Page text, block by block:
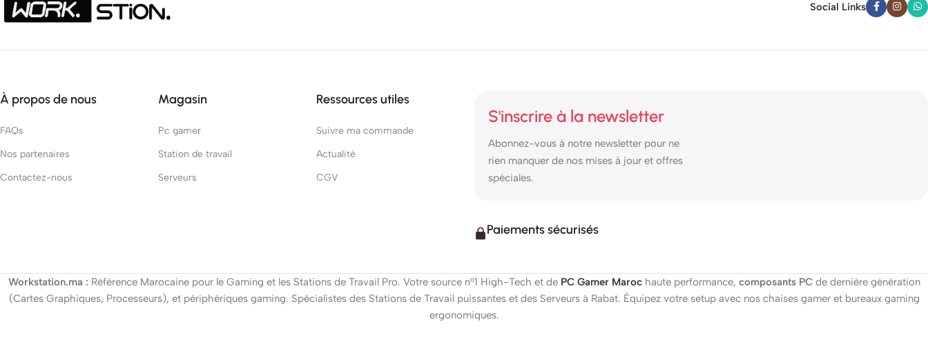
Social Links
À propos de nous
FAQs
Nos partenaires
Contactez-nous
Magasin
Pc gamer
Station de travail
Serveurs
Ressources utiles
Suivre ma commande
Actualité
CGV
S'inscrire à la newsletter
Abonnez-vous à notre newsletter pour ne
rien manquer de nos mises à jour et offres
spéciales.
Paiements sécurisés
Workstation.ma : Référence Marocaine pour le Gaming et les Stations de Travail Pro. Votre source n°1 High-Tech et de PC Gamer Marochaute performance, composants PCde dernière génération
(Cartes Graphiques, Processeurs), et périphériques gaming. Spécialistes des Stations de Travail puissantes et des Serveurs à Rabat. Équipez votre setup avec nos chaises gamer et bureaux gaming
ergonomiques.